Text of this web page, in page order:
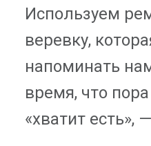
Используем
веревку,
напоминать
время, что
«хватит есть»,